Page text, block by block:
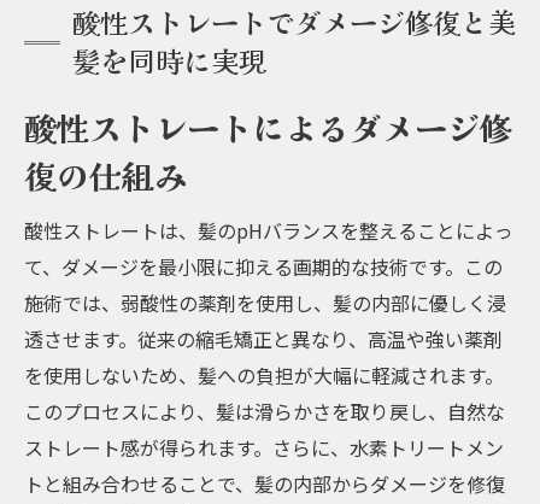
酸性ストレートでダメージ修復と美
髪を同時に実現
酸性ストレートによるダメージ修
復の仕組み
酸性ストレートは、髪のpHバランスを整えることによっ
て、ダメージを最小限に抑える画期的な技術です。この
施術では、弱酸性の薬剤を使用し、髪の内部に優しく浸
透させます。従来の縮毛矯正と異なり、高温や強い薬剤
を使用しないため、髪への負担が大幅に軽減されます。
このプロセスにより、髪は滑らかさを取り戻し、自然な
ストレート感が得られます。さらに、水素トリートメン
トと組み合わせることで、髪の内部からダメージを修復